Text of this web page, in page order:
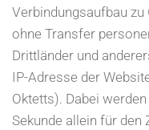
Verbindungsaufbau
ohne Transfer
Drittländer und
IP-Adresse der
Oktetts). Dabei
Sekunde allein für den